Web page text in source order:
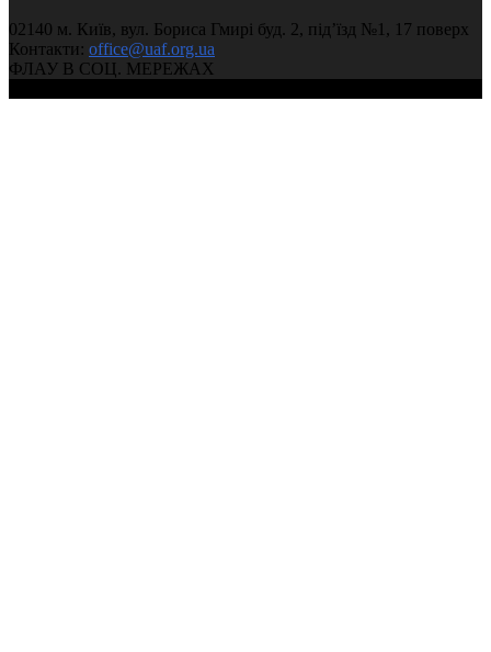
02140 м. Київ, вул. Бориса Гмирі буд. 2, під’їзд №1, 17 поверх
Контакти: office@uaf.org.ua
ФЛАУ В СОЦ. МЕРЕЖАХ